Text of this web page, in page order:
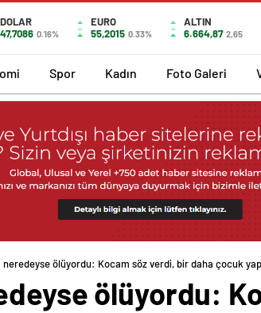
DOLAR
47,7086 0.16%
EURO
55,2015 0.33%
ALTIN
6.664,87 2,65
Spor Kadın Foto Galeri
ölüyordu: Kocam söz verdi, bir daha çocuk
ölüyordu: